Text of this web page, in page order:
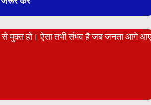
से मुक्त हो। ऐसा तभी संभव है जब जनता आगे आए